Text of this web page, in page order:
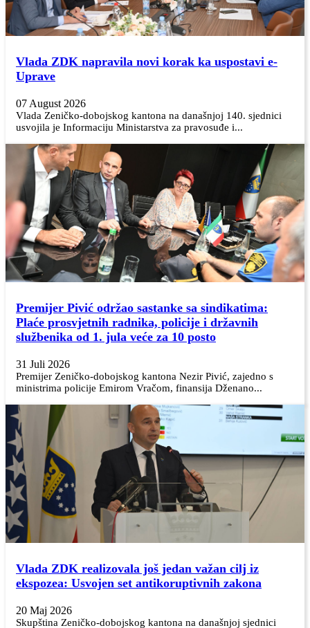
Vlada ZDK napravila novi korak ka uspostavi e-
Uprave
07 August 2026
Vlada Zeničko-dobojskog kantona na današnjoj 140. sjednici
usvojila je Informaciju Ministarstva za pravosuđe i...
Premijer Pivić održao sastanke sa sindikatima:
Plaće prosvjetnih radnika, policije i državnih
službenika od 1. jula veće za 10 posto
31 Juli 2026
Premijer Zeničko-dobojskog kantona Nezir Pivić, zajedno s
ministrima policije Emirom Vračom, finansija Dženano...
Vlada ZDK realizovala još jedan važan cilj iz
ekspozea: Usvojen set antikoruptivnih zakona
20 Maj 2026
Skupština Zeničko-dobojskog kantona na današnjoj sjednici